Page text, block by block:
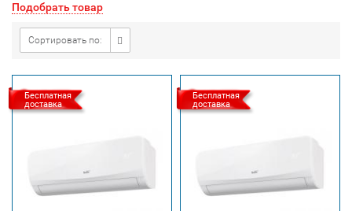
Подобрать товар
Сортировать по:
Бесплатная
доставка
Бесплатная
доставка